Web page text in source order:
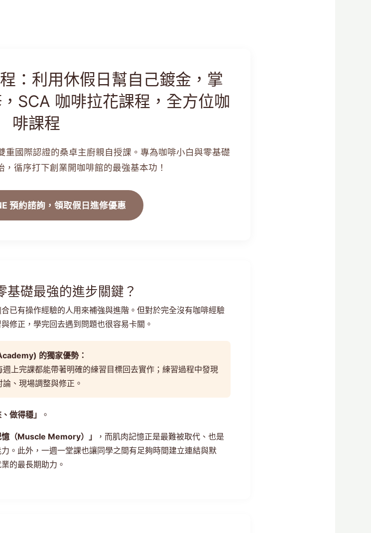
：利用休假日幫自己鍍金，掌
SCA 咖啡拉花課程，全方位咖
啡課程
國際認證的桑卓主廚親自授課。專為咖啡小白與零基礎
循序打下創業開咖啡館的最強基本功！
預約諮詢，領取假日進修優惠
基礎最強的進步關鍵？
已有操作經驗的人用來補強與進階。但對於完全沒有咖啡經驗
修正，學完回去遇到問題也很容易卡關。
的獨家優勢：
上完課都能帶著明確的練習目標回去實作；練習過程中發現
、現場調整與修正。
做得穩」 。
憶（Muscle Memory）」
，而肌肉記憶正是最難被取代、也是
。此外，一週一堂課也讓同學之間有足夠時間建立連結與默
的最長期助力。